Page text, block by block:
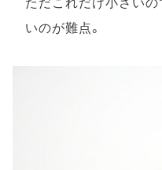
ただこれだけ小さいの
いのが難点。